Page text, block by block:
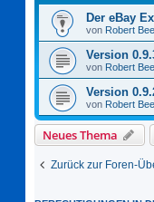
Der eBay
von Robert
Version
von Robert
Version
von Robert
Neues Thema
Zurück zur Foren-